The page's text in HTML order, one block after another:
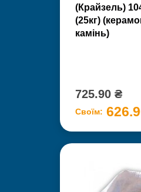
(Крайзель)
(25кг)
камінь)
725.90 ₴
Своїм: